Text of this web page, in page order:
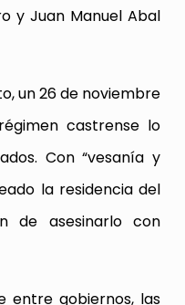
y Juan Manuel Abal
un 26 de noviembre
castrense lo
Con “vesanía y
la residencia del
de asesinarlo con
entre gobiernos, las